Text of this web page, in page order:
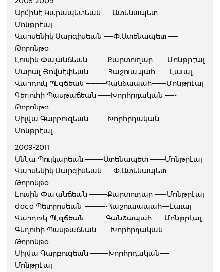
Արմինէ Կարապետեան ——Ատենապետ ———
Մոնթրէալ
Վարսենիկ Սարգիսեան ——Փ.Ատենապետ ——
Թորոնթօ
Լուսին Փալանճեան ———–Քարտուղար ——–Մոնթրէալ
Մարալ Յովսէփեան ———–Հաշուապահ———Լաւալ
Վարդուկ Պէզճեան ————Գանձապահ———Մոնթրէալ
Գեղուհի Պասթաճեան ——–Խորհրդական ——-
Թորոնթօ
Սիլվա Գարբուզեան ———-Խորհրդական——–
Մոնթրէալ
2009-2011
Աննա Պուլկարեան ———–Ատենապետ ———Մոնթրէալ
Վարսենիկ Սարգիսեան ——Փ.Ատենապետ —–
Թորոնթօ
Լուսին Փալանճեան ———–Քարտուղար ——-Մոնթրէալ
Ժօժօ Պետրոսեան ————-Հաշուաապահ—–Լաւալ
Վարդուկ Պէզճեան ————Գանձապահ——–Մոնթրէալ
Գեղուհի Պասթաճեան ——–Խորհրդական ——
Թորոնթօ
Սիլվա Գարբուզեան ———–Խորհրդական——
Մոնթրէալ